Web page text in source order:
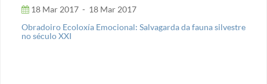
18 Mar 2017 - 18 Mar 2017
Obradoiro Ecoloxía Emocional: Salvagarda da fauna silvestre
no século XXI